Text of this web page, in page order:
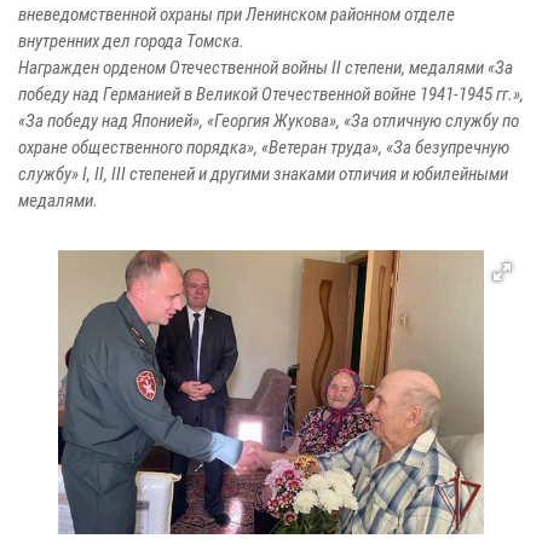
вневедомственной охраны при Ленинском районном отделе
внутренних дел города Томска.
Награжден орденом Отечественной войны II степени, медалями «За
победу над Германией в Великой Отечественной войне 1941-1945 гг.»,
«За победу над Японией», «Георгия Жукова», «За отличную службу по
охране общественного порядка», «Ветеран труда», «За безупречную
службу» I, II, III степеней и другими знаками отличия и юбилейными
медалями.